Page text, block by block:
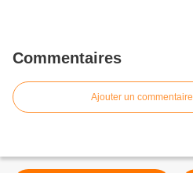
Commentaires
Ajouter un commentaire